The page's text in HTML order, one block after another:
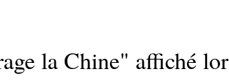
la Chine" affiché